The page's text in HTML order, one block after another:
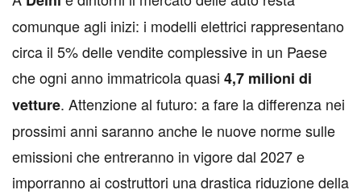
comunque agli inizi: i modelli elettrici rappresentano
circa il 5% delle vendite complessive in un Paese
che ogni anno immatricola quasi 4,7 milioni di
vetture. Attenzione al futuro: a fare la differenza nei
prossimi anni saranno anche le nuove norme sulle
emissioni che entreranno in vigore dal 2027 e
imporranno ai costruttori una drastica riduzione della